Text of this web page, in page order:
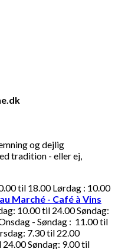
og dejlig
tradition - eller ej,
til 18.00 Lørdag : 10.00
Marché - Café à Vins
10.00 til 24.00 Søndag:
- Søndag : 11.00 til
7.30 til 22.00
Søndag: 9.00 til